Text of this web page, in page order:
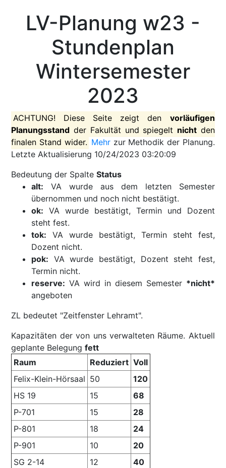
LV-Planung w23 -
Stundenplan
Wintersemester
2023
ACHTUNG! Diese Seite zeigt den vorläufigen
Planungsstand der Fakultät und spiegelt nichtden
finalen Stand wider. Mehr zur Methodik der Planung.
Letzte Aktualisierung 10/24/2023 03:20:09
Bedeutung der SpalteStatus
alt: VA wurde aus dem letzten Semester
übernommen und noch nicht bestätigt.
ok: VA wurde bestätigt, Termin und Dozent
steht fest.
tok: VA wurde bestätigt, Termin steht fest,
Dozent nicht.
pok: VA wurde bestätigt, Dozent steht fest,
Termin nicht.
reserve: VA wird in diesem Semester *nicht*
angeboten
ZL bedeutet "Zeitfenster Lehramt".
Kapazitäten der von uns verwalteten Räume. Aktuell
geplante Belegungfett
Raum
Reduziert Voll
Felix-Klein-Hörsaal 50
120
HS 19
15
68
P-701
15
28
P-801
18
24
P-901
10
20
SG 2-14
12
40